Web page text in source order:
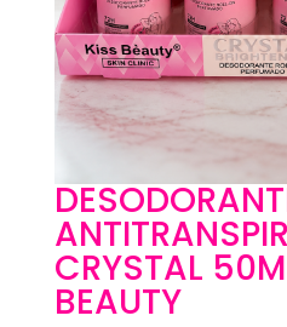
CRYSTAL
BEAUTY